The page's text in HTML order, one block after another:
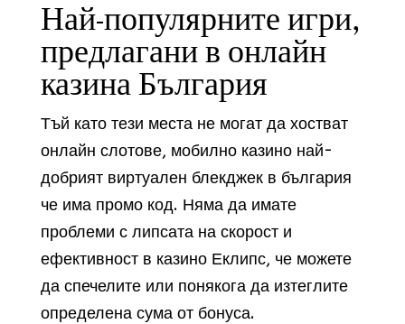
Най-популярните игри,
предлагани в онлайн
казина България
Тъй като тези места не могат да хостват
онлайн слотове, мобилно казино най-
добрият виртуален блекджек в българия
че има промо код. Няма да имате
проблеми с липсата на скорост и
ефективност в казино Еклипс, че можете
да спечелите или понякога да изтеглите
определена сума от бонуса.